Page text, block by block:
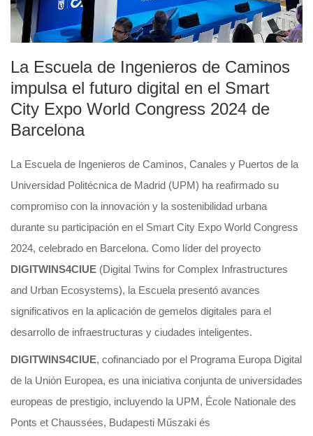
La Escuela de Ingenieros de Caminos
impulsa el futuro digital en el Smart
City Expo World Congress 2024 de
Barcelona
La Escuela de Ingenieros de Caminos, Canales y Puertos de la
Universidad Politécnica de Madrid (UPM) ha reafirmado su
compromiso con la innovación y la sostenibilidad urbana
durante su participación en el Smart City Expo World Congress
2024, celebrado en Barcelona. Como líder del proyecto
DIGITWINS4CIUE (Digital Twins for Complex Infrastructures
and Urban Ecosystems), la Escuela presentó avances
significativos en la aplicación de gemelos digitales para el
desarrollo de infraestructuras y ciudades inteligentes.
DIGITWINS4CIUE, cofinanciado por el Programa Europa Digital
de la Unión Europea, es una iniciativa conjunta de universidades
europeas de prestigio, incluyendo la UPM, École Nationale des
Ponts et Chaussées, Budapesti Műszaki és